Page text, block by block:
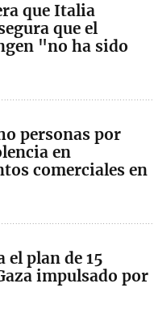
que Italia
que el
"no ha sido
personas por
en
comerciales en
el plan de 15
impulsado por